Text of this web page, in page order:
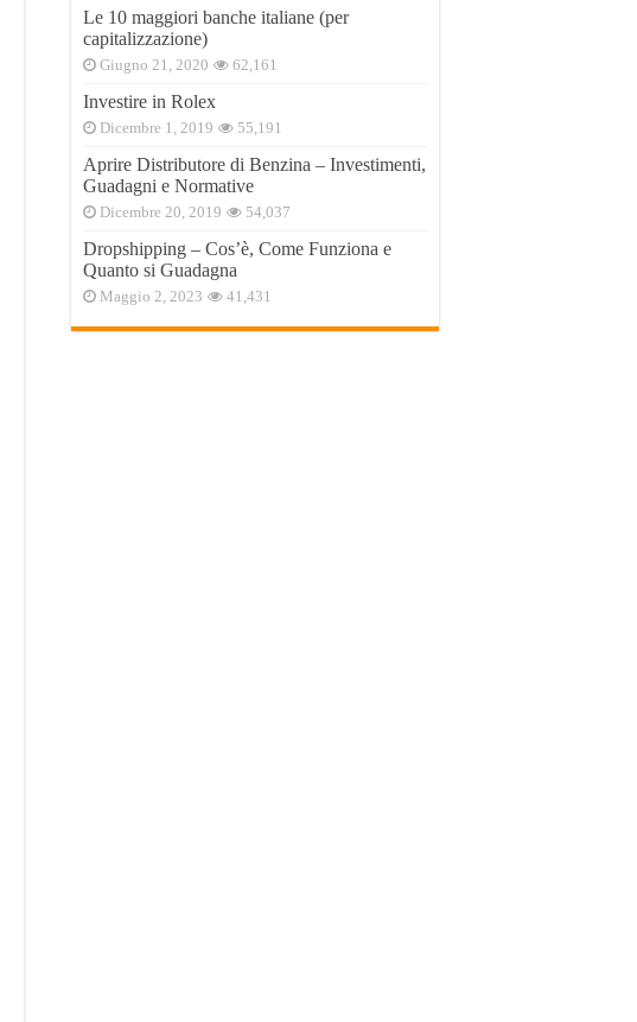
Le 10 maggiori banche italiane (per
capitalizzazione)
Giugno 21, 2020 62,161
Investire in Rolex
Dicembre 1, 2019 55,191
Aprire Distributore di Benzina – Investimenti,
Guadagni e Normative
Dicembre 20, 2019 54,037
Dropshipping – Cos’è, Come Funziona e
Quanto si Guadagna
Maggio 2, 2023 41,431